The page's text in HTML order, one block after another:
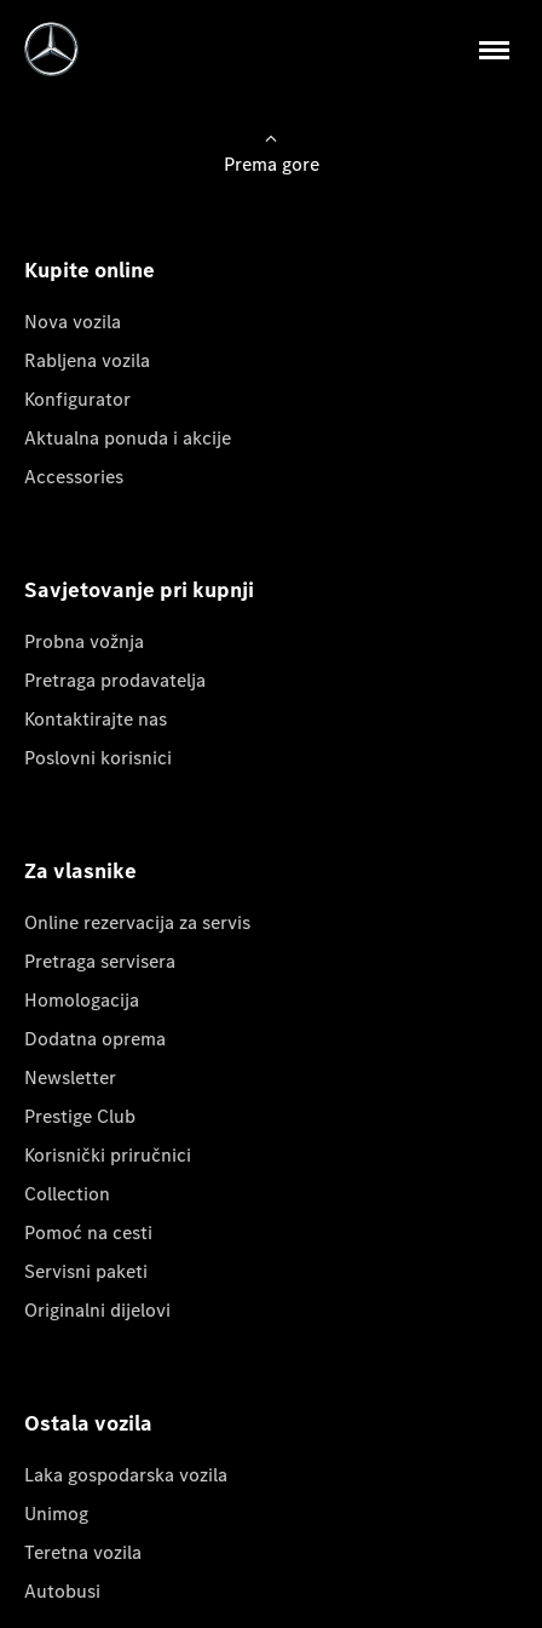
Prema gore
Kupite online
Nova vozila
Rabljena vozila
Konfigurator
Aktualna ponuda i akcije
Accessories
Savjetovanje pri kupnji
Probna vožnja
Pretraga prodavatelja
Kontaktirajte nas
Poslovni korisnici
Za vlasnike
Online rezervacija za servis
Pretraga servisera
Homologacija
Dodatna oprema
Newsletter
Prestige Club
Korisnički priručnici
Collection
Pomoć na cesti
Servisni paketi
Originalni dijelovi
Ostala vozila
Laka gospodarska vozila
Unimog
Teretna vozila
Autobusi